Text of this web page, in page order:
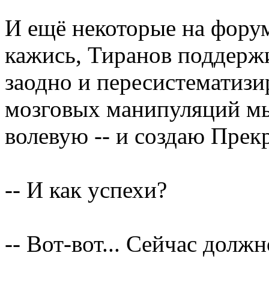
И ещё некоторые на
кажись, Тиранов
заодно и
мозговых манипуляций
волевую -- и создаю
-- И как успехи?
-- Вот-вот... Сейчас